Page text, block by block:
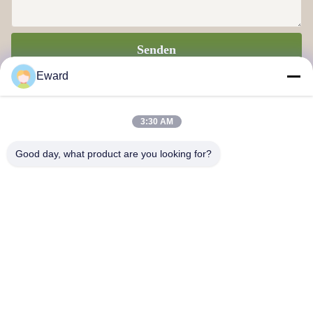
Senden
Eward
3:30 AM
Good day, what product are you looking for?